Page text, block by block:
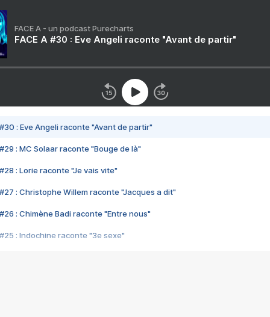
FACE A - un podcast Purecharts
FACE A #30 : Eve Angeli raconte "Avant de partir"
#30 : Eve Angeli raconte "Avant de partir"
#29 : MC Solaar raconte "Bouge de là"
#28 : Lorie raconte "Je vais vite"
#27 : Christophe Willem raconte "Jacques a dit"
#26 : Chimène Badi raconte "Entre nous"
#25 : Indochine raconte "3e sexe"